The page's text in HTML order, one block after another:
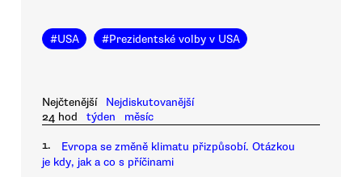
#USA #Prezidentské volby v USA
Nejčtenější
Nejdiskutovanější
24 hod
týden měsíc
1.
Evropa se změně klimatu přizpůsobí. Otázkou
je kdy, jak a co s příčinami